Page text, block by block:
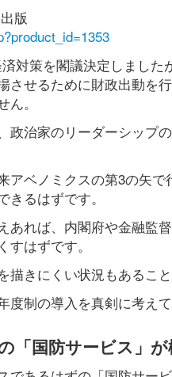
版
対策を閣議決定しまし
させるために財政出動を
。
治家のリーダーシップ
ベノミクスの第3の矢で
るはずです。
あれば、内閣府や金融監
はずです。
きにくい状況もあること
制の導入を真剣に考え
国防サービス」